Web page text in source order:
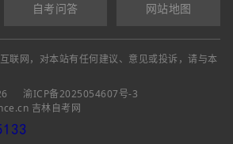
自考问答 网站地图
联网，对本站有任何建议、意见或投诉，请与本
渝ICP备2025054607号-3
吉林自考网